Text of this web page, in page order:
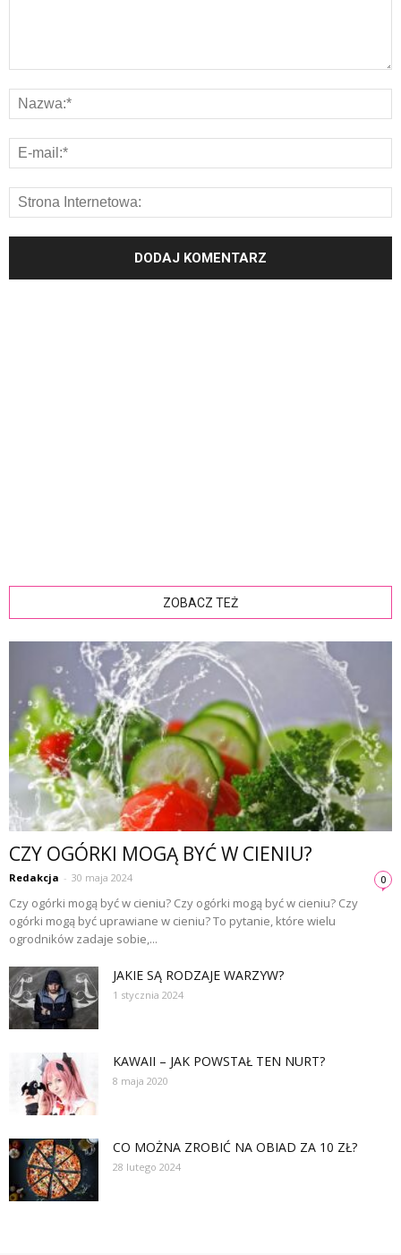
ZOBACZ TEŻ
CZY OGÓRKI MOGĄ BYĆ W CIENIU?
Redakcja - 30 maja 2024 0
Czy ogórki mogą być w cieniu? Czy ogórki mogą być w cieniu? Czy
ogórki mogą być uprawiane w cieniu? To pytanie, które wielu
ogrodników zadaje sobie,...
JAKIE SĄ RODZAJE WARZYW?
1 stycznia 2024
KAWAII – JAK POWSTAŁ TEN NURT?
8 maja 2020
CO MOŻNA ZROBIĆ NA OBIAD ZA 10 ZŁ?
28 lutego 2024